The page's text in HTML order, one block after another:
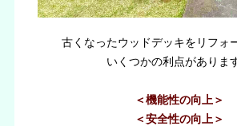
古くなったウッドデッキをリフォ
いくつかの利点がありま
＜機能性の向上＞
＜安全性の向上＞